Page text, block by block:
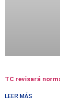
TC revisará
LEER MÁS